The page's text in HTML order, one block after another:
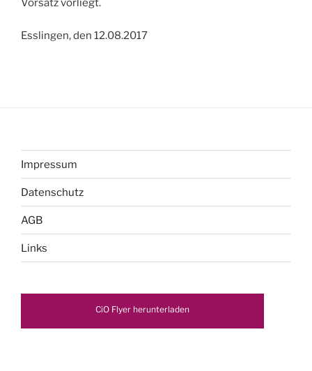
Vorsatz vorliegt.
Esslingen, den 12.08.2017
Impressum
Datenschutz
AGB
Links
CiO Flyer herunterladen